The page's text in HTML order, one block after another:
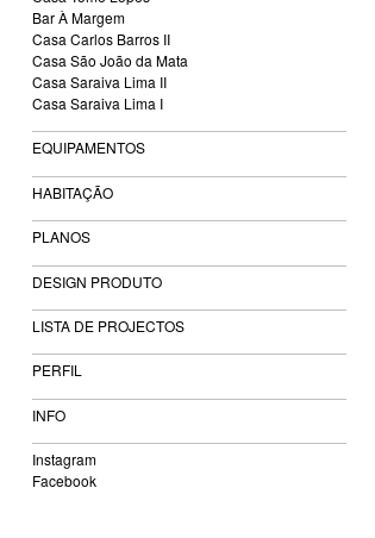
Bar À Margem
Casa Carlos Barros II
Casa São João da Mata
Casa Saraiva Lima II
Casa Saraiva Lima I
EQUIPAMENTOS
HABITAÇÃO
PLANOS
DESIGN PRODUTO
LISTA DE PROJECTOS
PERFIL
INFO
Instagram
Facebook